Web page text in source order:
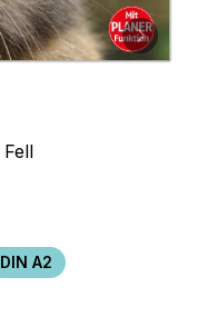
DIN A2